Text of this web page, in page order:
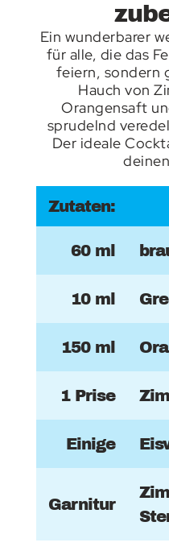
Ein wunderbarer
für alle, die das
feiern, sondern
Hauch von
Orangensaft
sprudelnd
Der ideale
Zutaten:
60 ml
10 ml
150 ml
1 Prise
Einige
Garnitur